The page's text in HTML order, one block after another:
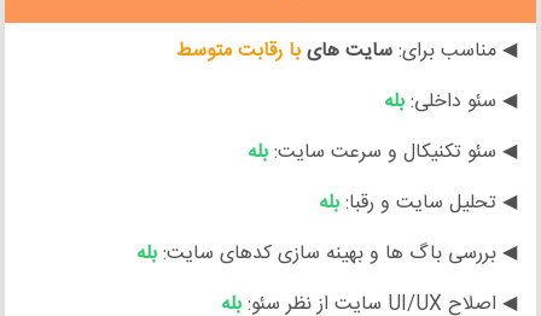
◀ مناسب برای:سایت هایبا رقابت متوسط
◀ سئو داخلی:بله
◀ سئو تکنیکال و سرعت سایت:بله
◀ تحلیل سایت و رقبا:بله
◀ بررسی باگ ها و بهینه سازی کدهای سایت:بله
◀ اصلاح UI/UX سایت از نظر سئو:
بله